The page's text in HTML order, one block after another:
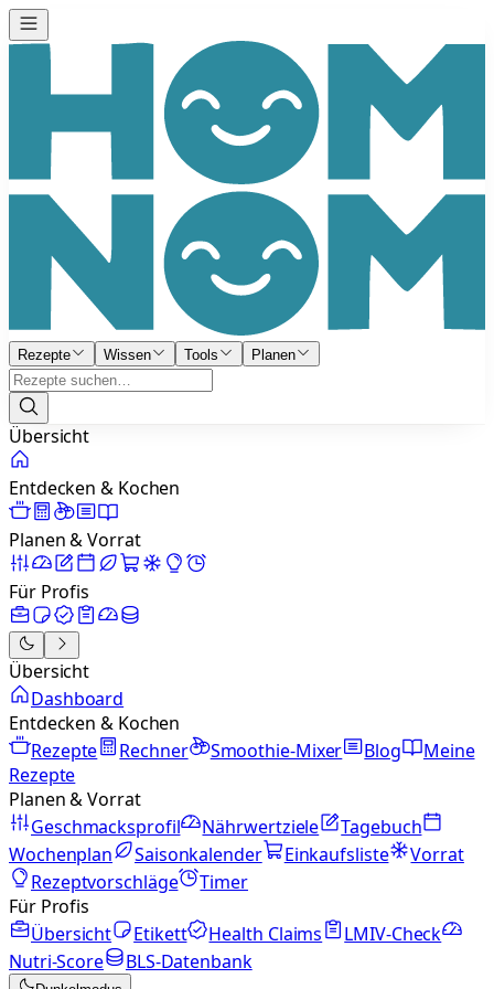
Rezepte Wissen Tools Planen
Übersicht
Entdecken & Kochen
Planen & Vorrat
Für Profis
Übersicht
Dashboard
Entdecken & Kochen
Rezepte
Rechner Smoothie-Mixer Blog
Meine
Rezepte
Planen & Vorrat
Geschmacksprofil
Nährwertziele
Tagebuch
Wochenplan
Saisonkalender Einkaufsliste
Vorrat
Rezeptvorschläge
Timer
Für Profis
Übersicht
Etikett Health Claims
LMIV-Check
Nutri-Score
BLS-Datenbank